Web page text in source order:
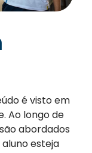
é visto em
Ao longo de
abordados
esteja